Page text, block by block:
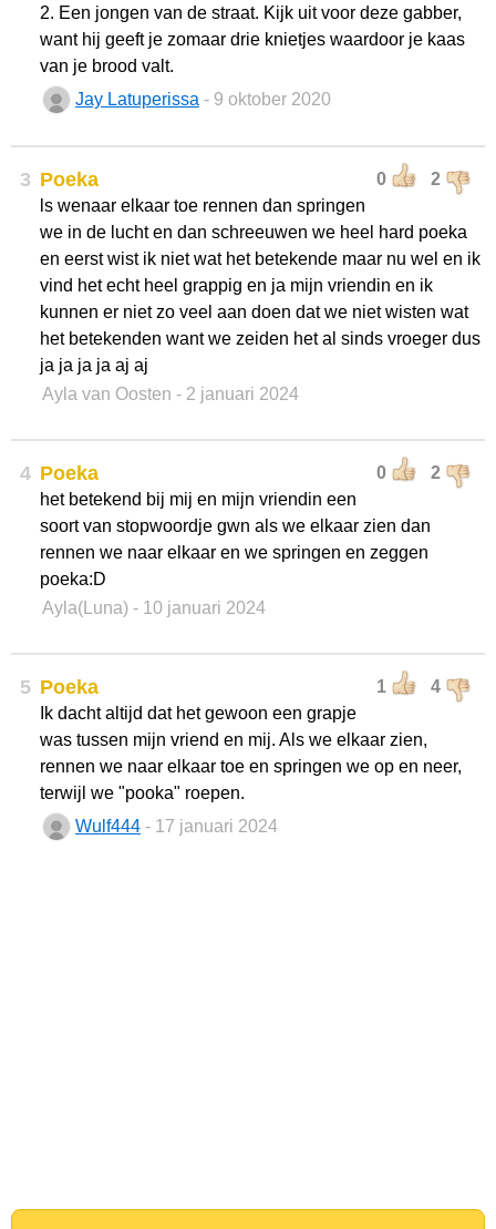
2. Een jongen van de straat. Kijk uit voor deze gabber,
want hij geeft je zomaar drie knietjes waardoor je kaas
van je brood valt.
Jay Latuperissa - 9 oktober 2020
3 0 2
Poeka
ls wenaar elkaar toe rennen dan springen
we in de lucht en dan schreeuwen we heel hard poeka
en eerst wist ik niet wat het betekende maar nu wel en ik
vind het echt heel grappig en ja mijn vriendin en ik
kunnen er niet zo veel aan doen dat we niet wisten wat
het betekenden want we zeiden het al sinds vroeger dus
ja ja ja ja aj aj
Ayla van Oosten - 2 januari 2024
4 0 2
Poeka
het betekend bij mij en mijn vriendin een
soort van stopwoordje gwn als we elkaar zien dan
rennen we naar elkaar en we springen en zeggen
poeka:D
Ayla(Luna) - 10 januari 2024
5 1 4
Poeka
Ik dacht altijd dat het gewoon een grapje
was tussen mijn vriend en mij. Als we elkaar zien,
rennen we naar elkaar toe en springen we op en neer,
terwijl we "pooka" roepen.
Wulf444 - 17 januari 2024